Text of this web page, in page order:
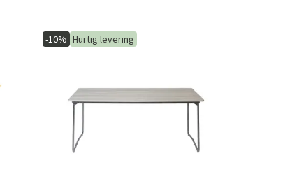
-10% Hurtig levering